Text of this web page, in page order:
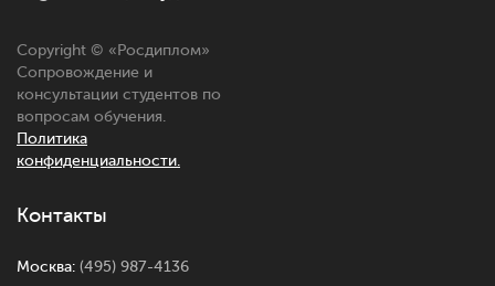
Copyright © « Росдиплом»
Сопровождение и
консультации студентов по
вопросам обучения.
Политика
конфиденциальности.
Контакты
Москва: (495) 987-4136